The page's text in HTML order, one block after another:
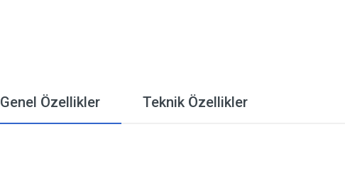
Genel Özellikler Teknik Özellikler